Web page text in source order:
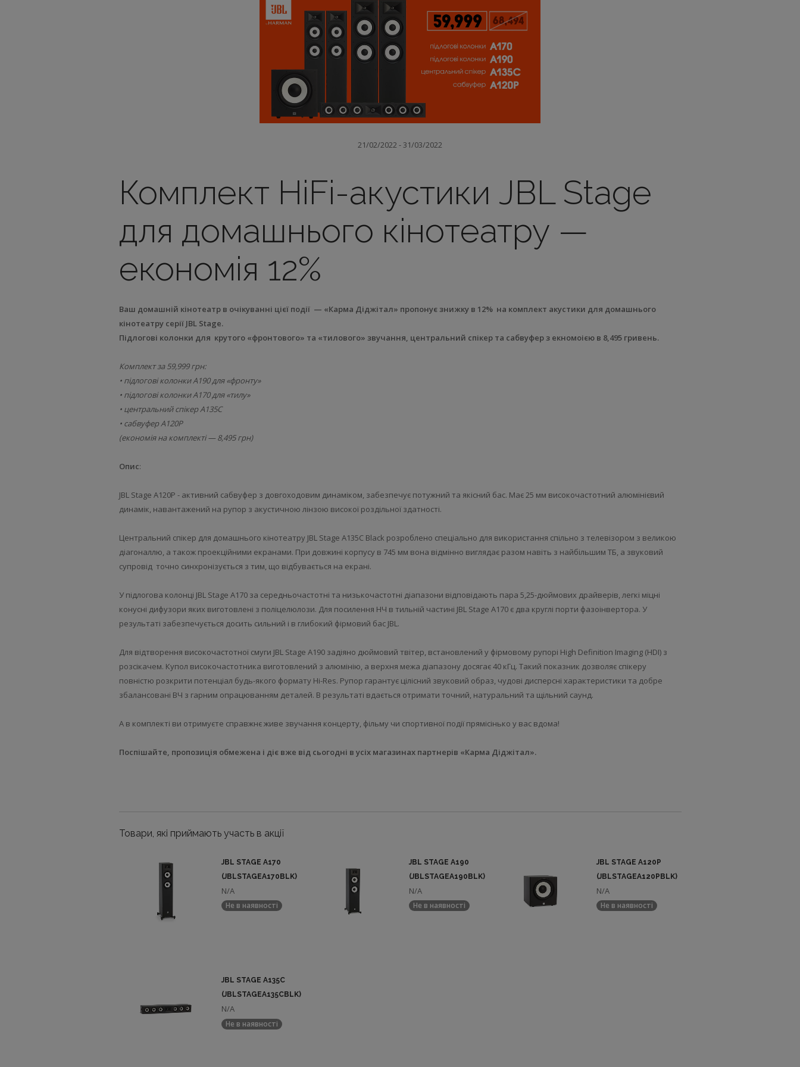
21/02/2022 - 31/03/2022
Комплект HiFi-акустики JBL Stage
для домашнього кінотеатру —
економія 12%
Ваш домашній кінотеатр в очікуванні цієї події — «Карма Діджітал» пропонує знижку в 12% на комплект акустики для домашнього
кінотеатру серії JBL Stage.
Підлогові колонки для крутого «фронтового» та «тилового» звучання, центральний спікер та сабвуфер з екномоією в 8,495 гривень.
Комплект за 59,999 грн:
• підлогові колонки A190 для «фронту»
• підлогові колонки A170 для «тилу»
• центральний спікер A135C
• сабвуфер A120P
(економія на комплекті — 8,495 грн)
Опис:
JBL Stage A120P - активний сабвуфер з довгоходовим динаміком, забезпечує потужний та якісний бас. Має 25 мм високочастотний алюмінієвий
динамік, навантажений на рупор з акустичною лінзою високої роздільної здатності.
Центральний спікер для домашнього кінотеатру JBL Stage A135C Black розроблено спеціально для використання спільно з телевізором з великою
діагоналлю, а також проекційними екранами. При довжині корпусу в 745 мм вона відмінно виглядає разом навіть з найбільшим ТБ, а звуковий
супровід точно синхронізується з тим, що відбувається на екрані.
У підлогова колонці JBL Stage A170 за середньочастотні та низькочастотні діапазони відповідають пара 5,25-дюймових драйверів, легкі міцні
конусні дифузори яких виготовлені з поліцелюлози. Для посилення НЧ в тильній частині JBL Stage A170 є два круглі порти фазоінвертора. У
результаті забезпечується досить сильний і в глибокий фірмовий бас JBL.
Для відтворення високочастотної смуги JBL Stage A190 задіяно дюймовий твітер, встановлений у фірмовому рупорі High Definition Imaging (HDI) з
розсікачем. Купол високочастотника виготовлений з алюмінію, а верхня межа діапазону досягає 40 кГц. Такий показник дозволяє спікеру
повністю розкрити потенціал будь-якого формату Hi-Res. Рупор гарантує цілісний звуковий образ, чудові дисперсні характеристики та добре
збалансовані ВЧ з гарним опрацюванням деталей. В результаті вдається отримати точний, натуральний та щільний саунд.
А в комплекті ви отримуєте справжнє живе звучання концерту, фільму чи спортивної події прямісінько у вас вдома!
Поспішайте, пропозиція обмежена і діє вже від сьогодні в усіх магазинах партнерів «Карма Діджітал».
Товари, які приймають участь в акції
JBL STAGE A170
(JBLSTAGEA170BLK)
N/A
Не в наявності
JBL STAGE A190
(JBLSTAGEA190BLK)
N/A
Не в наявності
JBL STAGE A120P
(JBLSTAGEA120PBLK)
N/A
Не в наявності
JBL STAGE A135C
(JBLSTAGEA135CBLK)
N/A
Не в наявності